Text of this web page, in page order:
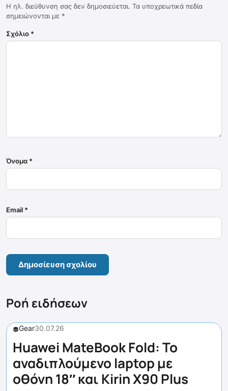
Η ηλ. διεύθυνση σας δεν δημοσιεύεται. Τα υποχρεωτικά πεδία
σημειώνονται με *
Σχόλιο *
Όνομα *
Email *
Ροή ειδήσεων
Gear30.07.26
Huawei MateBook Fold: Το
αναδιπλούμενο laptop με
οθόνη 18″ και Kirin X90 Plus